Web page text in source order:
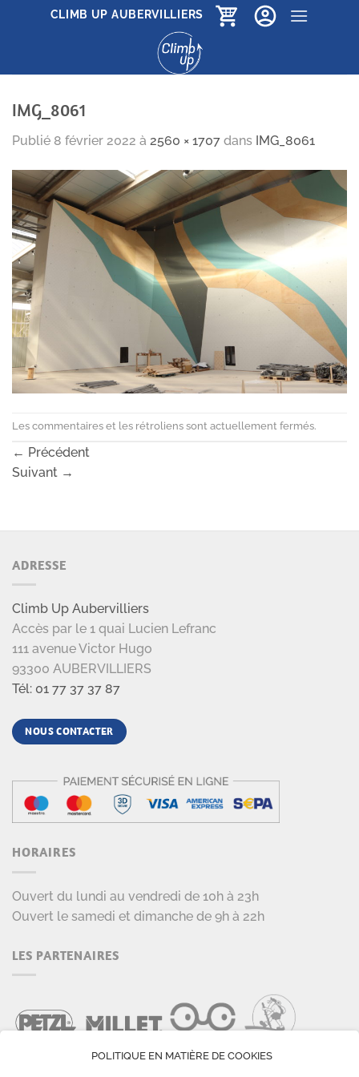
CLIMB UP AUBERVILLIERS
IMG_8061
Publié 8 février 2022 à 2560 × 1707 dans IMG_8061
Les commentaires et les rétroliens sont actuellement fermés.
← Précédent
Suivant →
ADRESSE
Climb Up Aubervilliers
Accès par le 1 quai Lucien Lefranc
111 avenue Victor Hugo
93300 AUBERVILLIERS
Tél: 01 77 37 37 87
NOUS CONTACTER
HORAIRES
Ouvert du lundi au vendredi de 10h à 23h
Ouvert le samedi et dimanche de 9h à 22h
LES PARTENAIRES
POLITIQUE EN MATIÈRE DE COOKIES